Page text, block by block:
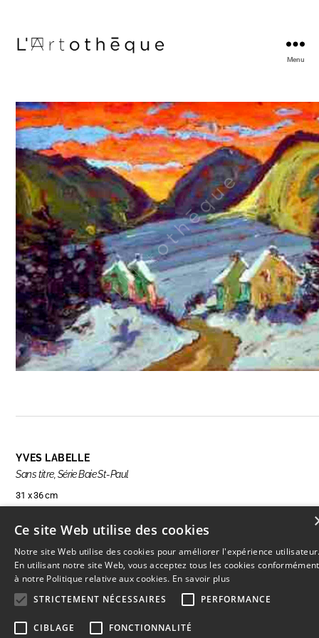
Menu
YVES LABELLE
Sans titre, Série Baie St-Paul
31 x 36 cm
RÉSERVER CETTE OEUVRE
© 2026L'Artothèque
Ce site Web utilise des cookies
Notre site Web utilise des cookies pour améliorer l'expérience
En utilisant notre site Web, vous acceptez tous les cookies conformément
à notre Politique relative aux cookies. En savoir plus
STRICTEMENT NÉCESSAIRES
PERFORMANCE
CIBLAGE FONCTIONNALITÉ